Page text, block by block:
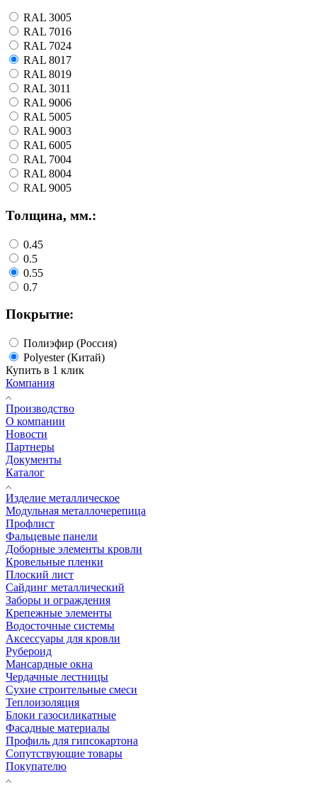
RAL 3005
RAL 7016
RAL 7024
RAL 8017
RAL 8019
RAL 3011
RAL 9006
RAL 5005
RAL 9003
RAL 6005
RAL 7004
RAL 8004
RAL 9005
Толщина, мм.:
0.45
0.5
0.55
0.7
Покрытие:
Полиэфир (Россия)
Polyester (Китай)
Купить в 1 клик
Компания
Производство
О компании
Новости
Партнеры
Документы
Каталог
Изделие металлическое
Модульная металлочерепица
Профлист
Фальцевые панели
Доборные элементы кровли
Кровельные пленки
Плоский лист
Сайдинг металлический
Заборы и ограждения
Крепежные элементы
Водосточные системы
Аксессуары для кровли
Рубероид
Мансардные окна
Чердачные лестницы
Сухие строительные смеси
Теплоизоляция
Блоки газосиликатные
Фасадные материалы
Профиль для гипсокартона
Сопутствующие товары
Покупателю